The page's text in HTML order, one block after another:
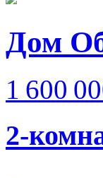
Дом
1 600
2-